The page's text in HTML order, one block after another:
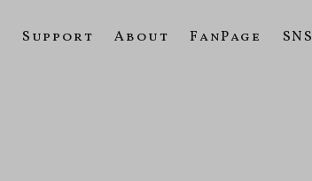
Support About FanPage SNS